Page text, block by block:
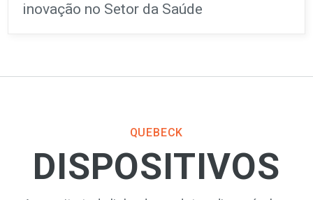
inovação no Setor da Saúde
QUEBECK
DISPOSITIVOS